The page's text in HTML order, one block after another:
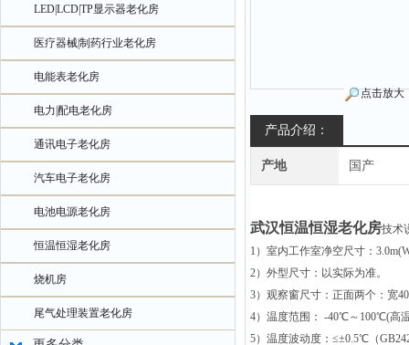
LED|LCD|TP显示器老化房
医疗器械|制药行业老化房
电能表老化房
电力|配电老化房
通讯电子老化房
汽车电子老化房
电池电源老化房
恒温恒湿老化房
烧机房
尾气处理装置老化房
点击放大
产品介绍：
产地 国产
武汉恒温恒湿老化房技术
1）室内工作室净空尺寸：
2）外型尺寸：以实际为准。
3）观察窗尺寸：正面两个：宽
4）温度范围： -40℃～100℃(高
5）温度波动度：≤±0.5℃（